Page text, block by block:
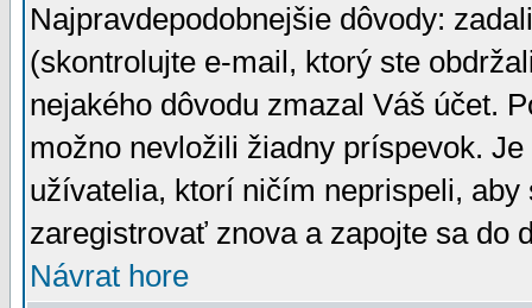
Najpravdepodobnejšie dôvody:
(skontrolujte e-mail, ktorý ste
nejakého dôvodu zmazal Váš účet.
možno nevložili žiadny príspevok.
užívatelia, ktorí ničím neprispeli,
zaregistrovať znova a zapojte sa do
Návrat hore